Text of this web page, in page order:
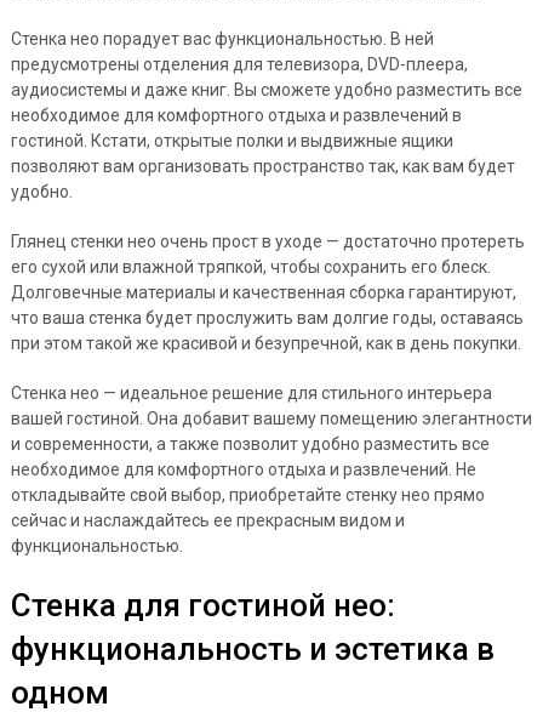
Стенка нео порадует вас функциональностью. В ней
предусмотрены отделения для телевизора, DVD-плеера,
аудиосистемы и даже книг. Вы сможете удобно разместить все
необходимое для комфортного отдыха и развлечений в
гостиной. Кстати, открытые полки и выдвижные ящики
позволяют вам организовать пространство так, как вам будет
удобно.
Глянец стенки нео очень прост в уходе — достаточно протереть
его сухой или влажной тряпкой, чтобы сохранить его блеск.
Долговечные материалы и качественная сборка гарантируют,
что ваша стенка будет прослужить вам долгие годы, оставаясь
при этом такой же красивой и безупречной, как в день покупки.
Стенка нео — идеальное решение для стильного интерьера
вашей гостиной. Она добавит вашему помещению элегантности
и современности, а также позволит удобно разместить все
необходимое для комфортного отдыха и развлечений. Не
откладывайте свой выбор, приобретайте стенку нео прямо
сейчас и наслаждайтесь ее прекрасным видом и
функциональностью.
Стенка для гостиной нео:
функциональность и эстетика в
одном